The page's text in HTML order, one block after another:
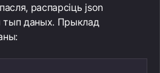
распарсіць json
тып даных. Прыклад